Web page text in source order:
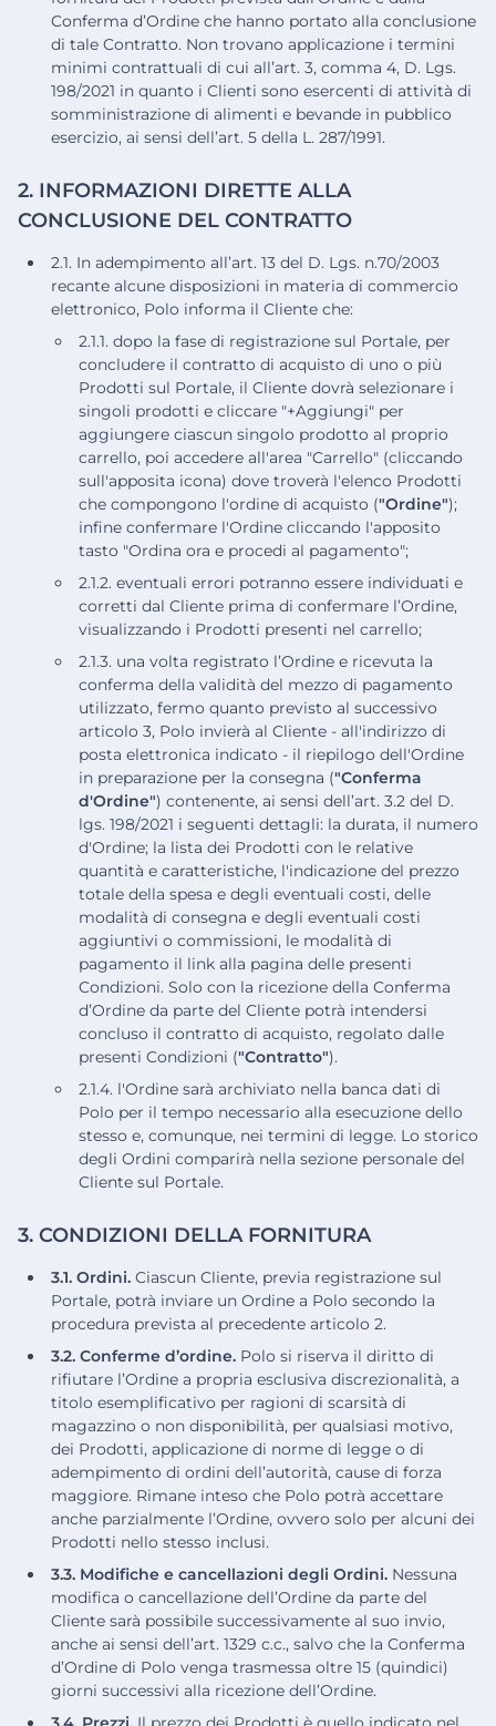
Conferma d’Ordine che hanno portato alla conclusione
di tale Contratto. Non trovano applicazione i termini
minimi contrattuali di cui all’art. 3, comma 4, D. Lgs.
198/2021 in quanto i Clienti sono esercenti di attività di
somministrazione di alimenti e bevande in pubblico
esercizio, ai sensi dell’art. 5 della L. 287/1991.
2. INFORMAZIONI DIRETTE ALLA
CONCLUSIONE DEL CONTRATTO
2.1. In adempimento all’art. 13 del D. Lgs. n.70/2003
recante alcune disposizioni in materia di commercio
elettronico, Polo informa il Cliente che:
2.1.1. dopo la fase di registrazione sul Portale, per
concludere il contratto di acquisto di uno o più
Prodotti sul Portale, il Cliente dovrà selezionare i
singoli prodotti e cliccare "+Aggiungi" per
aggiungere ciascun singolo prodotto al proprio
carrello, poi accedere all'area "Carrello" (cliccando
sull'apposita icona) dove troverà l'elenco Prodotti
che compongono l'ordine di acquisto ("Ordine");
infine confermare l'Ordine cliccando l'apposito
tasto "Ordina ora e procedi al pagamento";
2.1.2. eventuali errori potranno essere individuati e
corretti dal Cliente prima di confermare l’Ordine,
visualizzando i Prodotti presenti nel carrello;
2.1.3. una volta registrato l’Ordine e ricevuta la
conferma della validità del mezzo di pagamento
utilizzato, fermo quanto previsto al successivo
articolo 3, Polo invierà al Cliente - all'indirizzo di
posta elettronica indicato - il riepilogo dell'Ordine
in preparazione per la consegna ("Conferma
d'Ordine") contenente, ai sensi dell’art. 3.2 del D.
lgs. 198/2021 i seguenti dettagli: la durata, il numero
d'Ordine; la lista dei Prodotti con le relative
quantità e caratteristiche, l'indicazione del prezzo
totale della spesa e degli eventuali costi, delle
modalità di consegna e degli eventuali costi
aggiuntivi o commissioni, le modalità di
pagamento il link alla pagina delle presenti
Condizioni. Solo con la ricezione della Conferma
d’Ordine da parte del Cliente potrà intendersi
concluso il contratto di acquisto, regolato dalle
presenti Condizioni ("Contratto").
2.1.4. l'Ordine sarà archiviato nella banca dati di
Polo per il tempo necessario alla esecuzione dello
stesso e, comunque, nei termini di legge. Lo storico
degli Ordini comparirà nella sezione personale del
Cliente sul Portale.
3. CONDIZIONI DELLA FORNITURA
3.1. Ordini. Ciascun Cliente, previa registrazione sul
Portale, potrà inviare un Ordine a Polo secondo la
procedura prevista al precedente articolo 2.
3.2. Conferme d’ordine. Polo si riserva il diritto di
rifiutare l’Ordine a propria esclusiva discrezionalità, a
titolo esemplificativo per ragioni di scarsità di
magazzino o non disponibilità, per qualsiasi motivo,
dei Prodotti, applicazione di norme di legge o di
adempimento di ordini dell’autorità, cause di forza
maggiore. Rimane inteso che Polo potrà accettare
anche parzialmente l’Ordine, ovvero solo per alcuni dei
Prodotti nello stesso inclusi.
3.3. Modifiche e cancellazioni degli Ordini. Nessuna
modifica o cancellazione dell’Ordine da parte del
Cliente sarà possibile successivamente al suo invio,
anche ai sensi dell’art. 1329 c.c., salvo che la Conferma
d’Ordine di Polo venga trasmessa oltre 15 (quindici)
giorni successivi alla ricezione dell’Ordine.